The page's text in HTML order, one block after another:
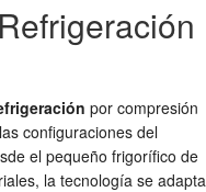
por compresión
configuraciones del
el pequeño frigorífico de
la tecnología se adapta